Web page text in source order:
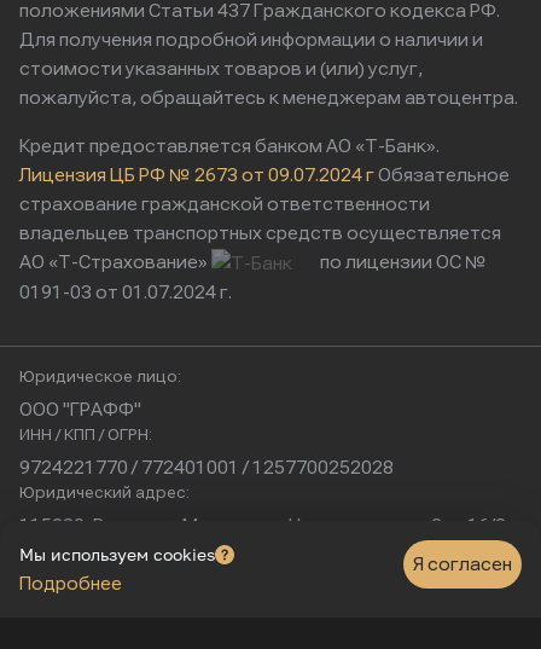
положениями Статьи 437 Гражданского кодекса РФ.
Для получения подробной информации о наличии и
стоимости указанных товаров и (или) услуг,
пожалуйста, обращайтесь к менеджерам автоцентра.
Кредит предоставляется банком АО «Т-Банк».
Лицензия ЦБ РФ № 2673 от 09.07.2024 гОбязательное
страхование гражданской ответственности
владельцев транспортных средств осуществляется
АО «Т-Страхование»
по лицензии ОС №
0191-03 от 01.07.2024 г.
Юридическое лицо:
ООО "ГРАФФ"
ИНН / КПП / ОГРН:
9724221770 / 772401001 / 1257700252028
Юридический адрес:
115230, Россия, г. Москва, ул. Нагатинская, д. 2, п. 16/2
Физический адрес:
г. Москва, Нагатинская улица, 16к1с5
Мы используем cookies
Подробнее
Я согласен